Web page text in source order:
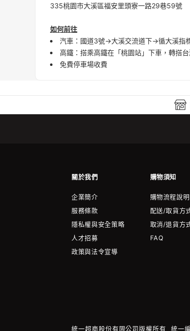
335桃園市大溪區福安里頭寮一路29巷59號
如何前往
汽車：國道3號→大溪交流道下→循大溪指
高鐵：搭乘高鐵在「桃園站」下車，轉搭
免費停車場收費
關於我們 購物須知
企業簡介
服務條款
隱私權與安全策略
人才招募
政策與法令宣導
購物流程說明
配送/取貨方
取消/退貨方
FAQ
統一超商股份有限公司版權所有 統一